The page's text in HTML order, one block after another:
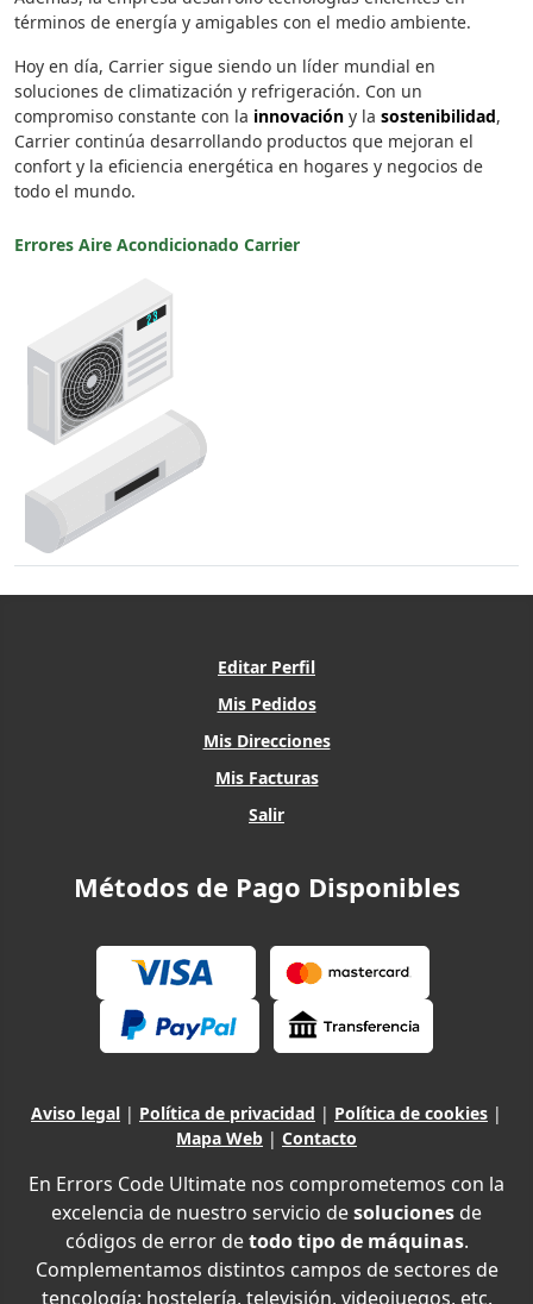
términos de energía y amigables con el medio ambiente.
Hoy en día, Carrier sigue siendo un líder mundial en
soluciones de climatización y refrigeración. Con un
compromiso constante con la innovación y la sostenibilidad,
Carrier continúa desarrollando productos que mejoran el
confort y la eficiencia energética en hogares y negocios de
todo el mundo.
Errores Aire Acondicionado Carrier
Editar Perfil
Mis Pedidos
Mis Direcciones
Mis Facturas
Salir
Métodos de Pago Disponibles
Aviso legal | Política de privacidad | Política de cookies |
Mapa Web | Contacto
En Errors Code Ultimate nos comprometemos con la
excelencia de nuestro servicio desoluciones de
códigos de error detodo tipo de máquinas.
Complementamos distintos campos de sectores de
tencología: hostelería, televisión, videojuegos, etc.